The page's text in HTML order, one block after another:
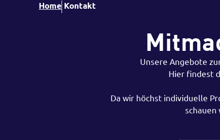
Home Kontakt
Unsere Angebote
Hier findest
Da wir höchst individuelle
schauen